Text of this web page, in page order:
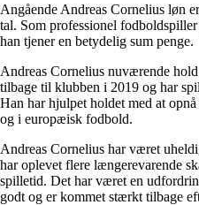
Angående Andreas Cornelius løn
tal. Som professionel
han tjener en betydelig sum penge.
Andreas Cornelius nuværende
tilbage til klubben i 2019 og har
Han har hjulpet holdet med at
og i europæisk fodbold.
Andreas Cornelius har været
har oplevet flere længerevarende
spilletid. Det har været en
godt og er kommet stærkt tilbage